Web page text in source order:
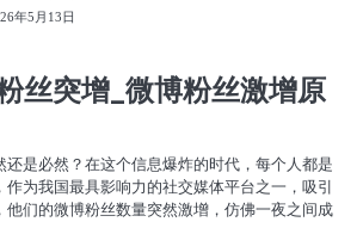
年5月13日
丝突增_微博粉丝激增原
还是必然？在这个信息爆炸的时代，每个人都是
为我国最具影响力的社交媒体平台之一，吸引
他们的微博粉丝数量突然激增，仿佛一夜之间成